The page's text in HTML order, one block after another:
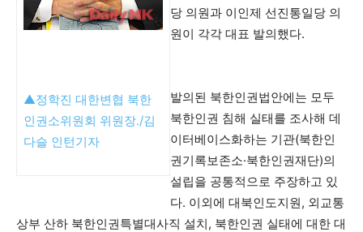
▲정학진 대한변협 북한
인권소위원회 위원장./김
다슬 인턴기자
당 의원과 이인제 선진통일당 의
원이 각각 대표 발의했다.
발의된 북한인권법안에는 모두
북한인권 침해 실태를 조사해 데
이터베이스화하는 기관(북한인
권기록보존소·북한인권재단)의
설립을 공통적으로 주장하고 있
다. 이외에 대북인도지원, 외교통
상부 산하 북한인권특별대사직 설치, 북한인권 실태에 대한 대